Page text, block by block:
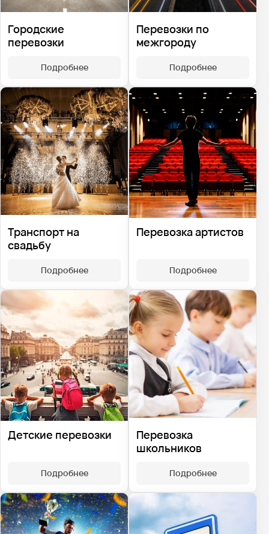
Городские
перевозки
Подробнее
Перевозки по
межгороду
Подробнее
Транспорт на
свадьбу
Подробнее
Перевозка артистов
Подробнее
Детские перевозки
Подробнее
Перевозка
школьников
Подробнее